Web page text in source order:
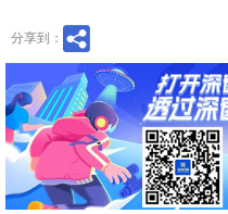
分享到：